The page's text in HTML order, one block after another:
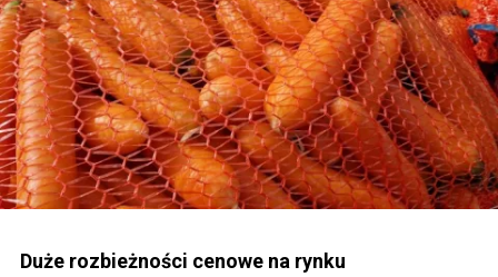
Duże rozbieżności cenowe na rynku